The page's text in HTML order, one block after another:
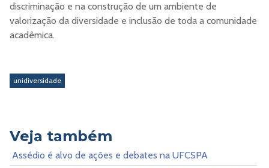
discriminação e na construção de um ambiente de
valorização da diversidade e inclusão de toda a comunidade
acadêmica.
unidiversidade
Veja também
Assédio é alvo de ações e debates na UFCSPA